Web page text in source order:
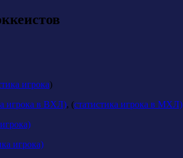
игрока)
игрока в ВХЛ), (статистика игрока в МХЛ)
игрока)